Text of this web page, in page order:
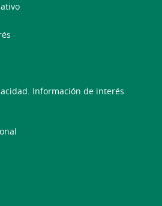
Información de interés